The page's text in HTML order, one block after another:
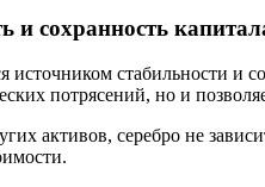
и сохранность
источником стабильности и
потрясений, но и
активов, серебро не